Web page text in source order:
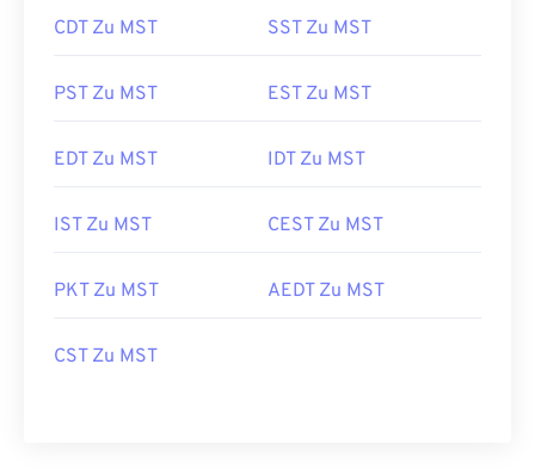
CDT Zu MST SST Zu MST
PST Zu MST EST Zu MST
EDT Zu MST IDT Zu MST
IST Zu MST CEST Zu MST
PKT Zu MST AEDT Zu MST
CST Zu MST